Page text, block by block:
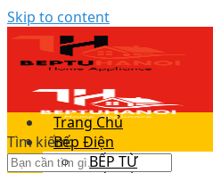
Skip to content
Tìm kiếm:
Trang Chủ
Bếp Điện
BẾP TỪ